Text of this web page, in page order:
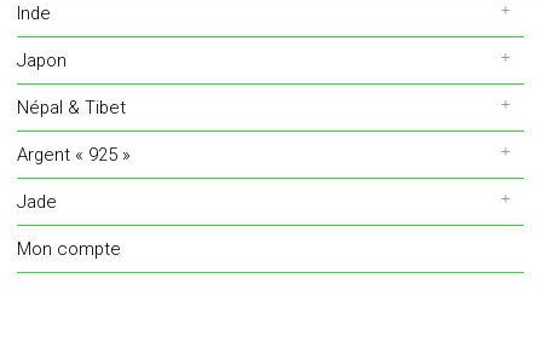
Inde
Japon
Népal & Tibet
Argent « 925 »
Jade
Mon compte